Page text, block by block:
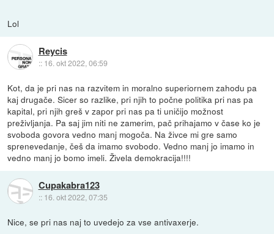
Lol
Reycis
:: 16. okt 2022, 06:59
Kot, da je pri nas na razvitem in moralno superiornem zahodu pa
kaj drugače. Sicer so razlike, pri njih to počne politika pri nas pa
kapital, pri njih greš v zapor pri nas pa ti uničijo možnost
preživljanja. Pa saj jim niti ne zamerim, pač prihajamo v čase ko je
svoboda govora vedno manj mogoča. Na živce mi gre samo
sprenevedanje, češ da imamo svobodo. Vedno manj jo imamo in
vedno manj jo bomo imeli. Živela demokracija!!!!
Cupakabra123
:: 16. okt 2022, 07:35
Nice, se pri nas naj to uvedejo za vse antivaxerje.